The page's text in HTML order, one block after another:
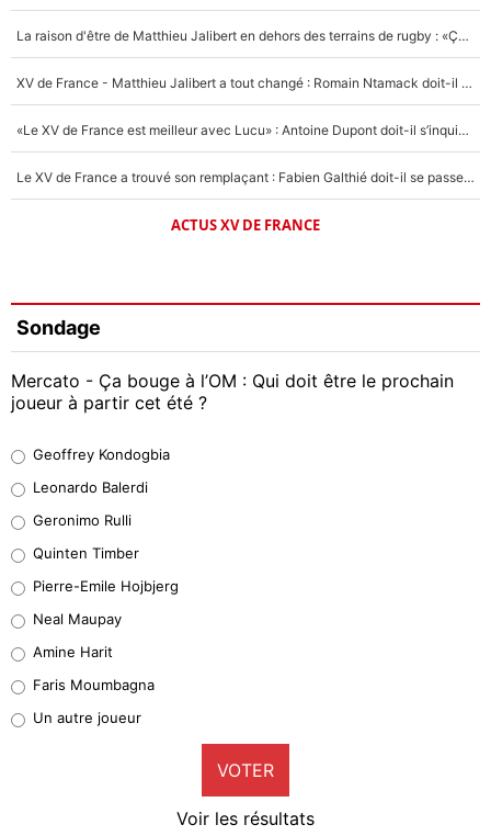
La raison d'être de Matthieu Jalibert en dehors des terrains de rugby : «Ça m'atteint autant que si tu touches à un membre de ma famille»
XV de France - Matthieu Jalibert a tout changé : Romain Ntamack doit-il s’inquiéter pour sa place à un an de la Coupe du monde ?
«Le XV de France est meilleur avec Lucu» : Antoine Dupont doit-il s’inquiéter pour sa place ?
Le XV de France a trouvé son remplaçant : Fabien Galthié doit-il se passer d'Antoine Dupont ?
ACTUS XV DE FRANCE
Sondage
Mercato - Ça bouge à l’OM : Qui doit être le prochain
joueur à partir cet été ?
38%
32%
5%
1%
9%
Geoffrey Kondogbia
Leonardo Balerdi
Geronimo Rulli
Quinten Timber
Pierre-Emile Hojbjerg
Neal Maupay
Amine Harit
Faris Moumbagna
Un autre joueur
VOTER
Voir les résultats